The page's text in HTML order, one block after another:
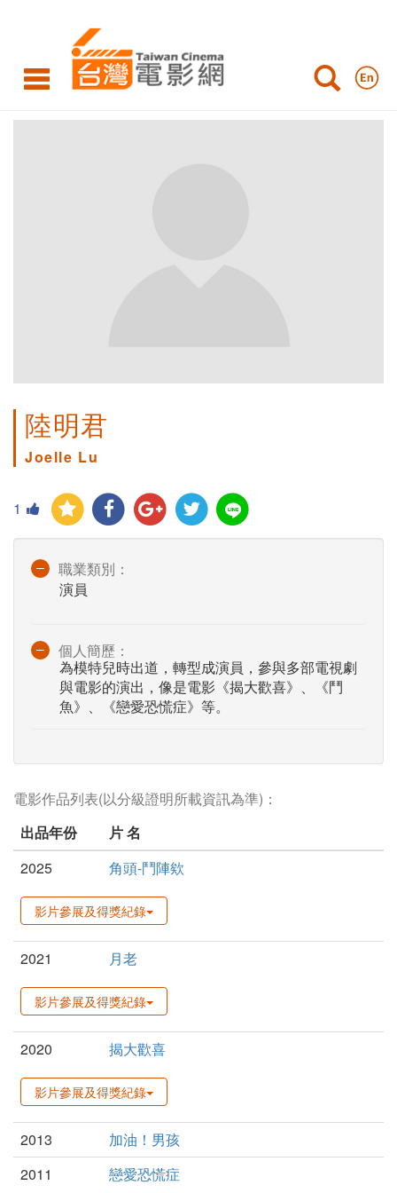
陸明君
Joelle Lu
1
職業類別：
演員
個人簡歷：
為模特兒時出道，轉型成演員，參與多部電視劇
與電影的演出，像是電影《揭大歡喜》、《鬥
魚》、《戀愛恐慌症》等。
電影作品列表(以分級證明所載資訊為準)：
出品年份
片 名
2025
角頭-鬥陣欸
影片參展及得獎紀錄
2021 月老
影片參展及得獎紀錄
2020 揭大歡喜
影片參展及得獎紀錄
2013
加油！男孩
2011
戀愛恐慌症